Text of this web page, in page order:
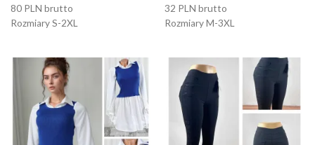
80 PLN brutto
Rozmiary S-2XL
32 PLN brutto
Rozmiary M-3XL